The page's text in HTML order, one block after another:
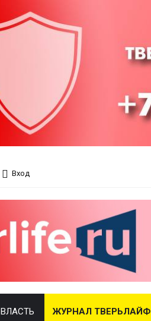
Вход
ВЛАСТЬ ЖУРНАЛ ТВЕРЬЛАЙФ